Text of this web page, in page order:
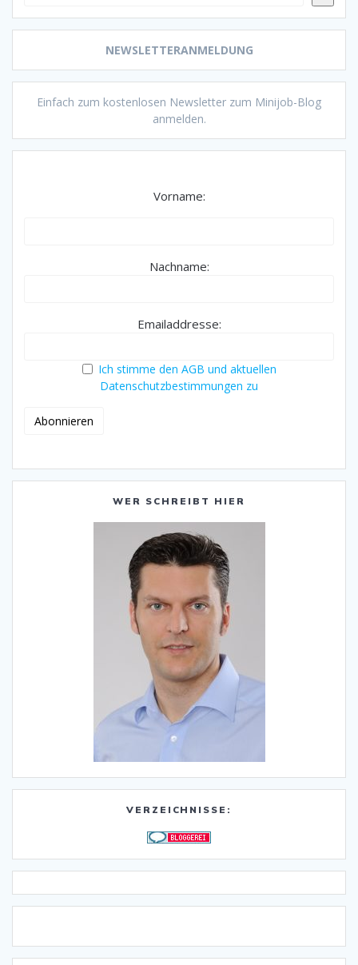
NEWSLETTERANMELDUNG
Einfach zum kostenlosen Newsletter zum Minijob-Blog
anmelden.
Vorname:
Nachname:
Emailaddresse:
Ich stimme den AGB und aktuellen
Datenschutzbestimmungen zu
WER SCHREIBT HIER
VERZEICHNISSE: